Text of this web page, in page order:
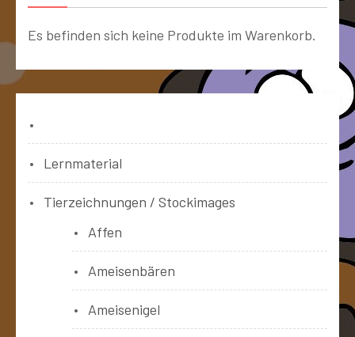
Es befinden sich keine Produkte im Warenkorb.
Lernmaterial
Tierzeichnungen / Stockimages
Affen
Ameisenbären
Ameisenigel